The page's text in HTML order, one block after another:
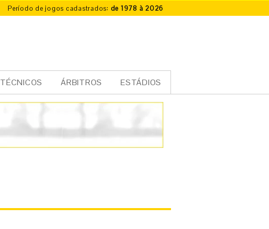
Período de jogos cadastrados: de 1978 à 2026
TÉCNICOS ÁRBITROS ESTÁDIOS